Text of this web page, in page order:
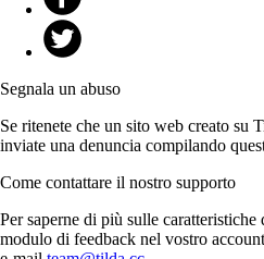
Segnala un abuso
Se ritenete che un sito web creato su
inviate una denuncia compilando
Come contattare il nostro supporto
Per saperne di più sulle
modulo di feedback nel vostro